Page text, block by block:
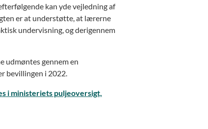
kan yde vejledning af
er at understøtte, at lærerne
undervisning, og derigennem
udmøntes gennem en
bevillingen i 2022.
i ministeriets puljeoversigt,